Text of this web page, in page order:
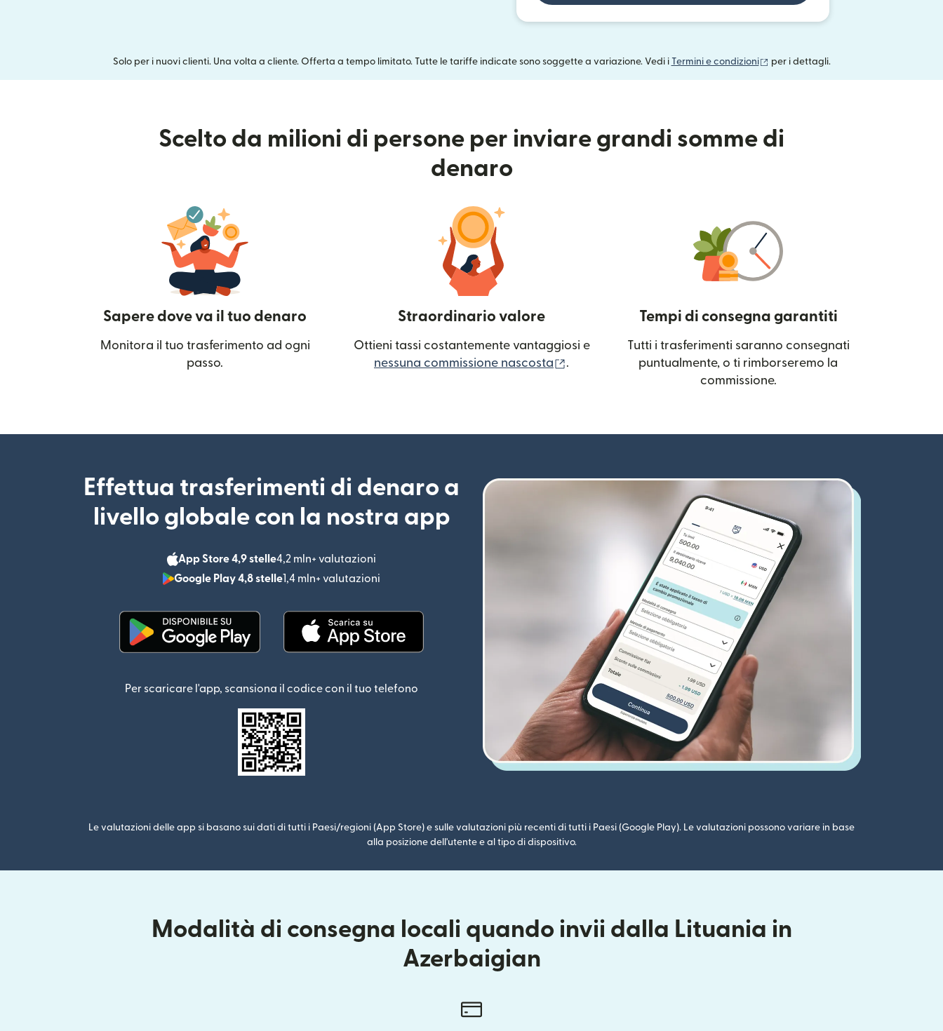
Solo per i nuovi clienti. Una volta a cliente. Offerta a tempo limitato. Tutte le tariffe indicate sono soggette a variazione. Vedi i Termini e condizioni (si apre in una nuova finestra)
per i dettagli.
Scelto da milioni di persone per inviare grandi somme di
denaro
Sapere dove va il tuo denaro
Monitora il tuo trasferimento ad ogni
passo.
Straordinario valore
Ottieni tassi costantemente vantaggiosi e
nessuna commissione nascosta
(si apre in una nuova finestra)
.
Tempi di consegna garantiti
Tutti i trasferimenti saranno consegnati
puntualmente, o ti rimborseremo la
commissione.
Effettua trasferimenti di denaro a
livello globale con la nostra app
App Store 4,9 stelle4,2 mln+ valutazioni
Google Play 4,8 stelle1,4 mln+ valutazioni
Per scaricare l'app, scansiona il codice con il tuo telefono
Le valutazioni delle app si basano sui dati di tutti i Paesi/regioni (App Store) e sulle valutazioni più recenti di tutti i Paesi (Google Play). Le valutazioni possono variare in base
alla posizione dell'utente e al tipo di dispositivo.
Modalità di consegna locali quando invii dalla Lituania in
Azerbaigian